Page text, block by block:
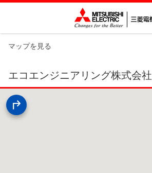
マップを見る
エコエンジニアリング株式会社